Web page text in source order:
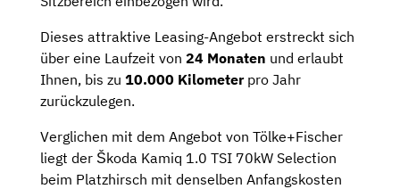
Dieses attraktive Leasing-Angebot erstreckt sich
über eine Laufzeit von 24 Monaten und erlaubt
Ihnen, bis zu 10.000 Kilometerpro Jahr
zurückzulegen.
Verglichen mit dem Angebot von Tölke+Fischer
liegt der Škoda Kamiq 1.0 TSI 70kW Selection
beim Platzhirsch mit denselben Anfangskosten